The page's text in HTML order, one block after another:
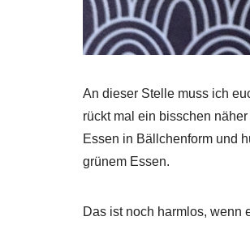
An dieser Stelle muss ich
rückt mal ein bisschen
Essen in Bällchenform und
grünem Essen.
Das ist noch harmlos, wenn